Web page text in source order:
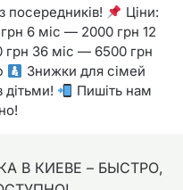
посередників!
Ціни:
6 міс — 2000 грн 12
36 міс — 6500 грн
Знижки для сімей
дітьми!
Пишіть нам